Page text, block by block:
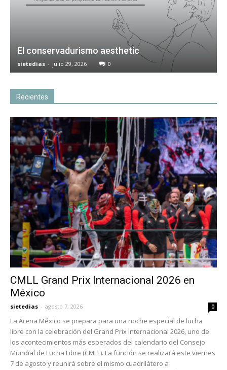
El conservadurismo aesthetic
sietedias - julio 29, 2026 0
Recientes
CMLL Grand Prix Internacional 2026 en
México
sietedias - agosto 7, 2026 0
La Arena México se prepara para una noche especial de lucha
libre con la celebración del Grand Prix Internacional 2026, uno de
los acontecimientos más esperados del calendario del Consejo
Mundial de Lucha Libre (CMLL). La función se realizará este viernes
7 de agosto y reunirá sobre el mismo cuadrilátero a